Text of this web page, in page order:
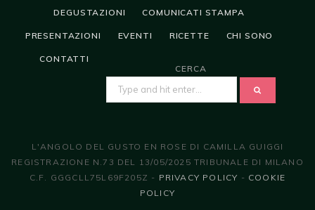
DEGUSTAZIONI COMUNICATI STAMPA
PRESENTAZIONI EVENTI RICETTE CHI SONO
CONTATTI
CERCA
FOR:
L'ANGOLO DEL GUSTO EN ROSE DI CAMILLA GUIGGI
REGISTRAZIONE N.73 DEL 13/05/2025 TRIBUNALE DI MILANO
C.F. GGGCLL75L69F205Z - PRIVACY POLICY - COOKIE
POLICY